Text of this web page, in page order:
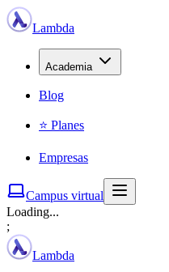
Lambda
Academia
Blog
⭐ Planes
Empresas
Campus virtual
Loading...
;
Lambda